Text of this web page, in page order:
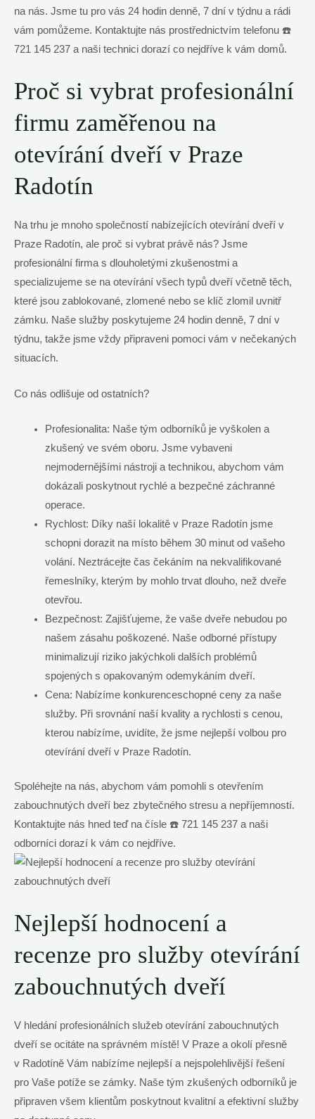
na nás. Jsme tu pro vás 24 hodin denně, 7 dní v týdnu a rádi
vám pomůžeme. Kontaktujte nás prostřednictvím telefonu ☎️
721 145 237 a naši technici dorazí co nejdříve k vám domů.
Proč si vybrat profesionální
firmu zaměřenou na
otevírání dveří v Praze
Radotín
Na trhu je mnoho společností nabízejících otevírání dveří v
Praze Radotín, ale proč si vybrat právě nás? Jsme
profesionální firma s dlouholetými zkušenostmi a
specializujeme se na otevírání všech typů dveří včetně těch,
které jsou zablokované, zlomené nebo se klíč zlomil uvnitř
zámku. Naše služby poskytujeme 24 hodin denně, 7 dní v
týdnu, takže jsme vždy připraveni pomoci vám v nečekaných
situacích.
Co nás odlišuje od ostatních?
Profesionalita: Naše tým odborníků je vyškolen a
zkušený ve svém oboru. Jsme vybaveni
nejmodernějšími nástroji a technikou, abychom vám
dokázali poskytnout rychlé a bezpečné záchranné
operace.
Rychlost: Díky naší lokalitě v Praze Radotín jsme
schopni dorazit na místo během 30 minut od vašeho
volání. Neztrácejte čas čekáním na nekvalifikované
řemeslníky, kterým by mohlo trvat dlouho, než dveře
otevřou.
Bezpečnost: Zajišťujeme, že vaše dveře nebudou po
našem zásahu poškozené. Naše odborné přístupy
minimalizují riziko jakýchkoli dalších problémů
spojených s opakovaným odemykáním dveří.
Cena: Nabízíme konkurenceschopné ceny za naše
služby. Při srovnání naší kvality a rychlosti s cenou,
kterou nabízíme, uvidíte, že jsme nejlepší volbou pro
otevírání dveří v Praze Radotín.
Spoléhejte na nás, abychom vám pomohli s otevřením
zabouchnutých dveří bez zbytečného stresu a nepříjemností.
Kontaktujte nás hned teď na čísle ☎️ 721 145 237 a naši
odborníci dorazí k vám co nejdříve.
Nejlepší hodnocení a
recenze pro služby otevírání
zabouchnutých dveří
V hledání profesionálních služeb otevírání zabouchnutých
dveří se ocitáte na správném místě! V Praze a okolí přesně
v Radotíně Vám nabízíme nejlepší a nejspolehlivější řešení
pro Vaše potíže se zámky. Naše tým zkušených odborníků je
připraven všem klientům poskytnout kvalitní a efektivní služby